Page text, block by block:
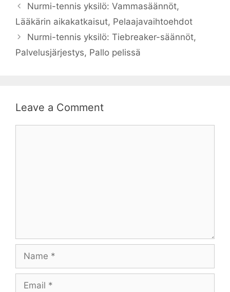
Nurmi-tennis yksilö: Vammasäännöt,
Lääkärin aikakatkaisut, Pelaajavaihtoehdot
Nurmi-tennis yksilö: Tiebreaker-säännöt,
Palvelusjärjestys, Pallo pelissä
Leave a Comment